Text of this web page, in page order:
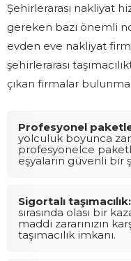
Şehirlerarası nakliyat
gereken bazı önemli
evden eve nakliyat
şehirlerarası
çıkan firmalar
Profesyonel
yolculuk boyunca
profesyonelce
eşyaların güvenli bir
Sigortalı taşımacılık:
sırasında olası bir
maddi zararınızın
taşımacılık imkanı.